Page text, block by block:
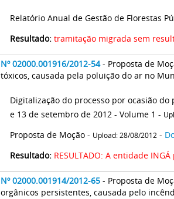
Relatório Anual de Gestão de Florestas
Resultado: tramitação migrada sem
Nº 02000.001916/2012-54 - Proposta de
tóxicos, causada pela poluição do ar no
Digitalização do processo por ocasião
e 13 de setembro de 2012 - Volume 1 -
Proposta de Moção - Upload: 28/08/2012 -
Resultado: RESULTADO: A entidade
Nº 02000.001914/2012-65 - Proposta de
orgânicos persistentes, causada pelo